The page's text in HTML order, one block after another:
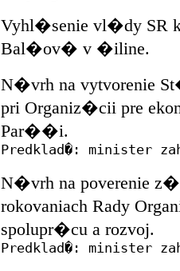
Vyhl�senie vl�dy SR
Bal�ov� v �iline.
N�vrh na vytvorenie
pri Organiz�cii pre
Par��i.
Predklad�: minister
N�vrh na poverenie
rokovaniach Rady
spolupr�cu a rozvoj.
Predklad�: minister